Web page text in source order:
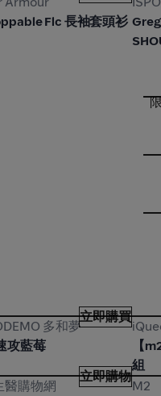
Flc 長袖套頭衫
多和夢立即購買
多和夢
攻藍莓
醫購物網 立即購物
醫購物網
【
組
M2
M2